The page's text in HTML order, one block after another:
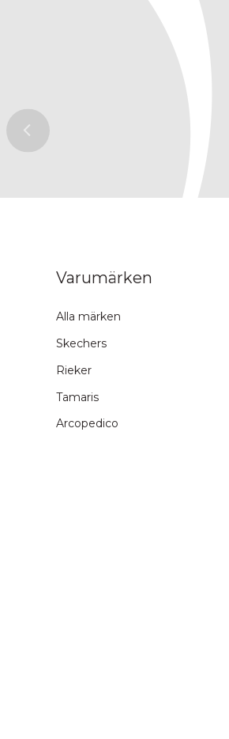
Varumärken
Alla märken
Skechers
Rieker
Tamaris
Arcopedico